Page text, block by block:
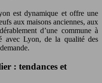
est dynamique et offre une
aux maisons anciennes, aux
d’une commune à
avec Lyon, de la qualité des
: tendances et